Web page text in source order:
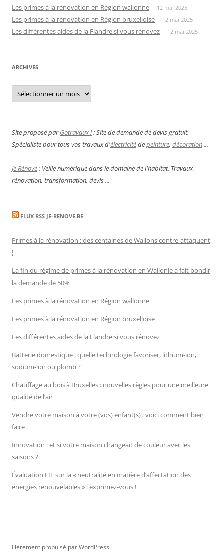
Les primes à la rénovation en Région wallonne 12 mai 2025
Les primes à la rénovation en Région bruxelloise 12 mai 2025
Les différentes aides de la Flandre si vous rénovez 12 mai 2025
ARCHIVES
Archives
Site proposé parGotravaux !: Site de demande de devis gratuit.
Spécialiste pour tous vos travaux d'électricitédepeinture, décoration...
Je Rénove: Veille numérique dans le domaine de l'habitat. Travaux,
rénovation, transformation, devis ...
FLUX RSS JE-RENOVE.BE
Primes à la rénovation : des centaines de Wallons contre-attaquent
!
La fin du régime de primes à la rénovation en Wallonie a fait bondir
la demande de 50%
Les primes à la rénovation en Région wallonne
Les primes à la rénovation en Région bruxelloise
Les différentes aides de la Flandre si vous rénovez
Batterie domestique : quelle technologie favoriser, lithium-ion,
sodium-ion ou plomb ?
Chauffage au bois à Bruxelles : nouvelles règles pour une meilleure
qualité de l’air
Vendre votre maison à votre (vos) enfant(s) : voici comment bien
faire
Innovation : et si votre maison changeait de couleur avec les
saisons ?
Évaluation EIE sur la « neutralité en matière d’affectation des
énergies renouvelables » : exprimez-vous !
Fièrement propulsé par WordPress